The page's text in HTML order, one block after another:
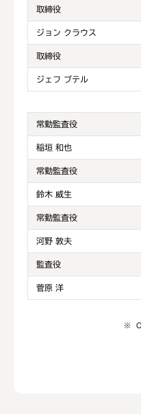
取締役
ジョン クラウス
取締役
ジェフ ブテル
常勤監査役
稲垣 和也
常勤監査役
鈴木 威生
常勤監査役
河野 敦夫
監査役
菅原 洋
※